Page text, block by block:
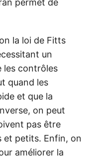
permet de
la loi de Fitts
un
les contrôles
quand les
et que la
on peut
pas être
et petits. Enfin, on
améliorer la